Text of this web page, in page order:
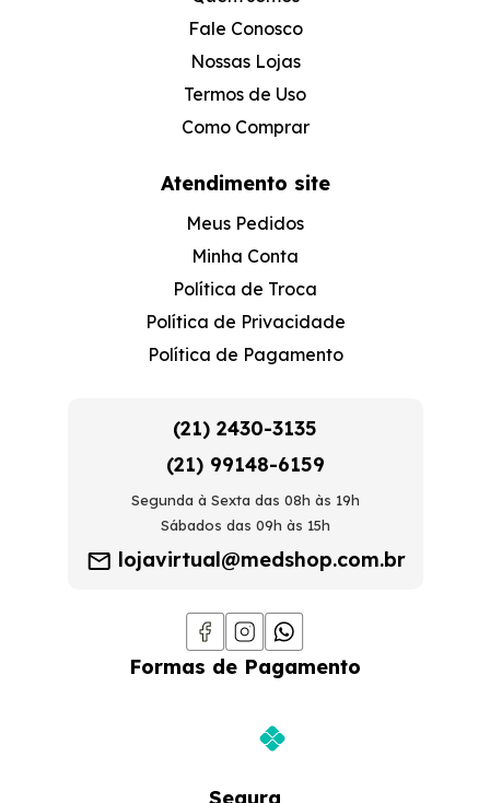
Fale Conosco
Nossas Lojas
Termos de Uso
Como Comprar
Atendimento site
Meus Pedidos
Minha Conta
Política de Troca
Política de Privacidade
Política de Pagamento
(21) 2430-3135
(21) 99148-6159
Segunda à Sexta das 08h às 19h
Sábados das 09h às 15h
lojavirtual@medshop.com.br
Formas de Pagamento